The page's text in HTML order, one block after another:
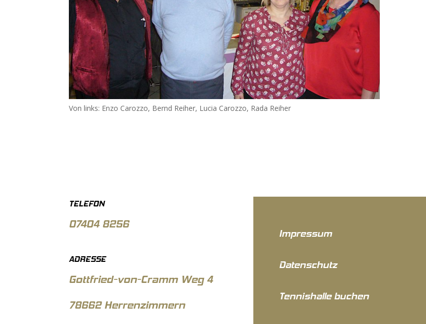
Von links: Enzo Carozzo, Bernd Reiher, Lucia Carozzo, Rada Reiher
TELEFON
07404 8256
ADRESSE
Gottfried-von-Cramm Weg 4
78662 Herrenzimmern
Impressum
Datenschutz
Tennishalle buchen